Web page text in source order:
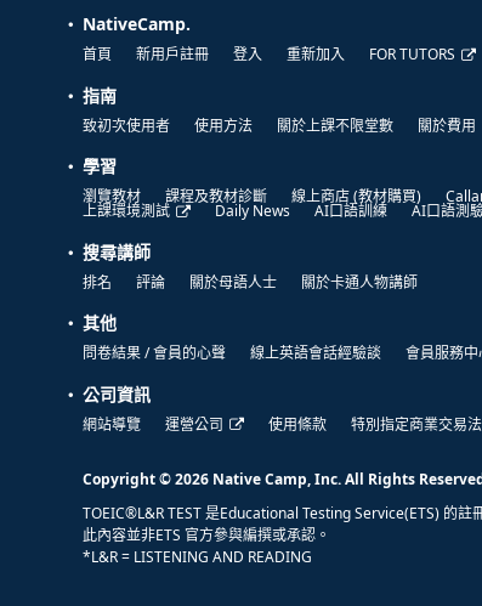
NativeCamp.
首頁 新用戶註冊 登入 重新加入 FOR TUTORS
指南
致初次使用者 使用方法 關於上課不限堂數 關於費用
學習
瀏覽教材 課程及教材診斷 線上商店 (教材購買)
上課環境測試 Daily News AI口語訓練 AI口語測
搜尋講師
排名 評論 關於母語人士 關於卡通人物講師
其他
問卷結果 / 會員的心聲 線上英語會話經驗談 會員服務中
公司資訊
網站導覽 運營公司 使用條款 特別指定商業交易法
Copyright © 2026 Native Camp, Inc. All Rights
TOEIC®L&R TEST 是Educational Testing Service(ETS) 的註
此內容並非ETS 官方參與編撰或承認。
*L&R = LISTENING AND READING